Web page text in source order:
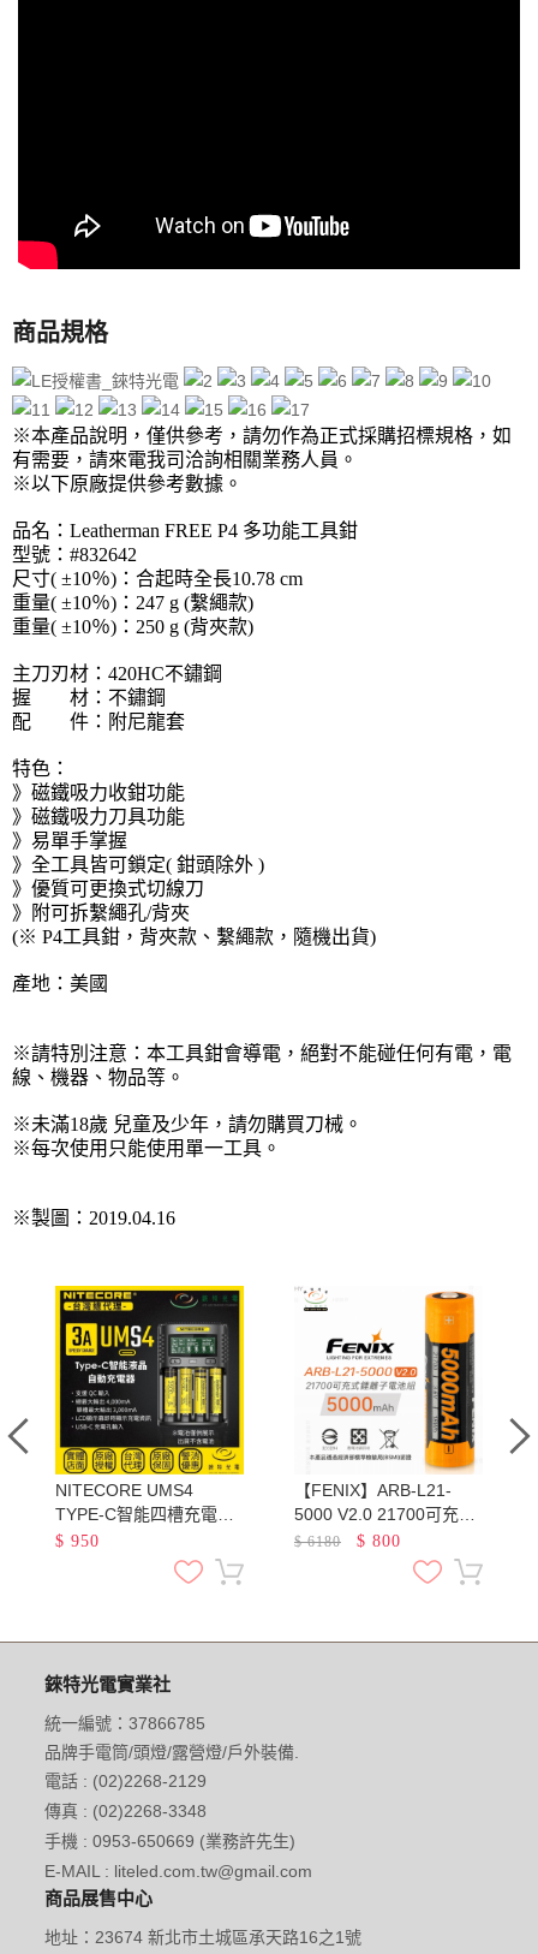
商品規格
※本產品說明，僅供參考，請勿作為正式採購招標規格，如
有需要，請來電我司洽詢相關業務人員。
※以下原廠提供參考數據。
品名：Leatherman FREE P4 多功能工具鉗
型號：#832642
尺寸( ±10％)：合起時全長10.78 cm
重量( ±10％)：247 g (繫繩款)
重量( ±10％)：250 g (背夾款)
主刀刃材：420HC不鏽鋼
握 材：不鏽鋼
配 件：附尼龍套
特色：
》磁鐵吸力收鉗功能
》磁鐵吸力刀具功能
》易單手掌握
》全工具皆可鎖定( 鉗頭除外 )
》優質可更換式切線刀
》附可拆繫繩孔/背夾
(※ P4工具鉗，背夾款、繫繩款，隨機出貨)
產地：美國
※請特別注意：本工具鉗會導電，絕對不能碰任何有電，電
線、機器、物品等。
※未滿18歲 兒童及少年，請勿購買刀械。
※每次使用只能使用單一工具。
※製圖：2019.04.16
NITECORE UMS4
TYPE-C智能四槽充電器
QC3.0快充 18650 21700
鋰電池 AA AAA 鎳氫
$ 950
【FENIX】ARB-L21-
5000 V2.0 21700可充電
鋰電池 容量5000mAh 最
$6180 $ 800
錸特光電實業社
統一編號：37866785
品牌手電筒/頭燈/露營燈/戶外裝備.
電話 : (02)2268-2129
傳真 : (02)2268-3348
手機 : 0953-650669 (業務許先生)
E-MAIL : liteled.com.tw@gmail.com
商品展售中心
地址：23674 新北市土城區承天路16之1號